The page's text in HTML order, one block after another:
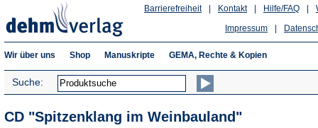
Hilfe/FAQ
Kontakt
Barrierefreiheit
Impressum
Wir über uns Shop Manuskripte GEMA, Rechte & Kopien
Suche:
CD "Spitzenklang im Weinbauland"